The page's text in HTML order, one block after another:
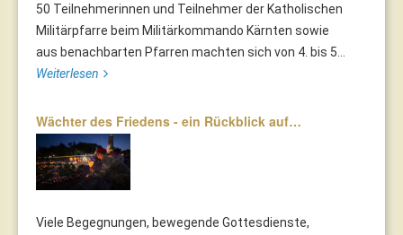
50 Teilnehmerinnen und Teilnehmer der Katholischen
Militärpfarre beim Militärkommando Kärnten sowie
aus benachbarten Pfarren machten sich von 4. bis 5...
Weiterlesen
Wächter des Friedens - ein Rückblick auf…
Viele Begegnungen, bewegende Gottesdienste,